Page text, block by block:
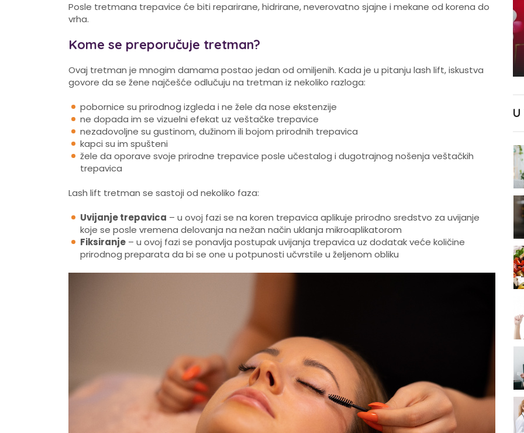
Posle tretmana trepavice će biti reparirane, hidrirane, neverovatno sjajne i mekane od korena do
vrha.
Kome se preporučuje tretman?
Ovaj tretman je mnogim damama postao jedan od omiljenih. Kada je u pitanju lash lift, iskustva
govore da se žene najčešće odlučuju na tretman iz nekoliko razloga:
pobornice su prirodnog izgleda i ne žele da nose ekstenzije
ne dopada im se vizuelni efekat uz veštačke trepavice
nezadovoljne su gustinom, dužinom ili bojom prirodnih trepavica
kapci su im spušteni
žele da oporave svoje prirodne trepavice posle učestalog i dugotrajnog nošenja veštačkih
trepavica
Lash lift tretman se sastoji od nekoliko faza:
Uvijanje trepavica – u ovoj fazi se na koren trepavica aplikuje prirodno sredstvo za uvijanje
koje se posle vremena delovanja na nežan način uklanja mikroaplikatorom
Fiksiranje – u ovoj fazi se ponavlja postupak uvijanja trepavica uz dodatak veće količine
prirodnog preparata da bi se one u potpunosti učvrstile u željenom obliku
U